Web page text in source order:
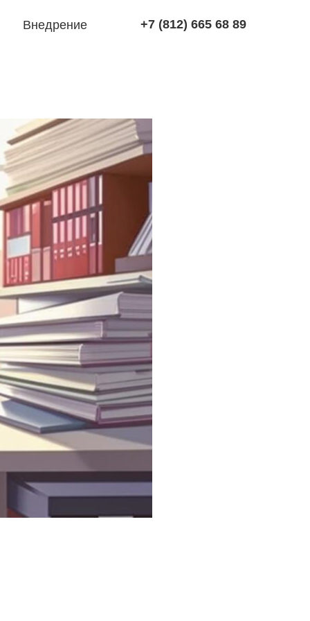
+7 (812) 665 68 89
Внедрение